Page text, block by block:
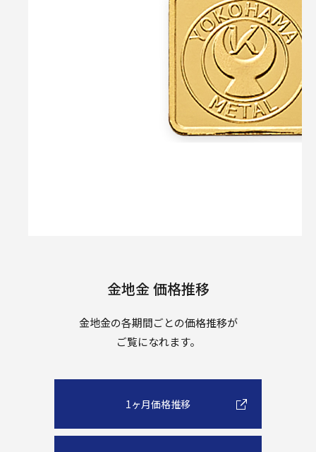
金地金 価格推移
金地金の各期間ごとの価格推移が
ご覧になれます。
1ヶ月価格推移